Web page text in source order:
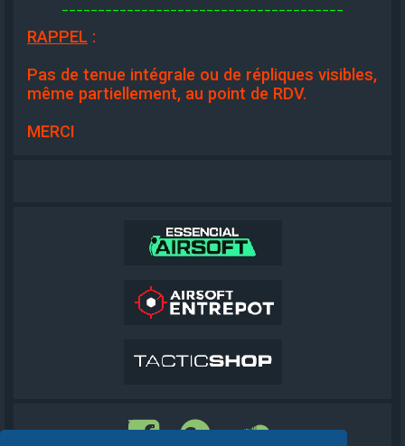
RAPPEL :
Pas de tenue intégrale ou de répliques visibles,
même partiellement, au point de RDV.
MERCI